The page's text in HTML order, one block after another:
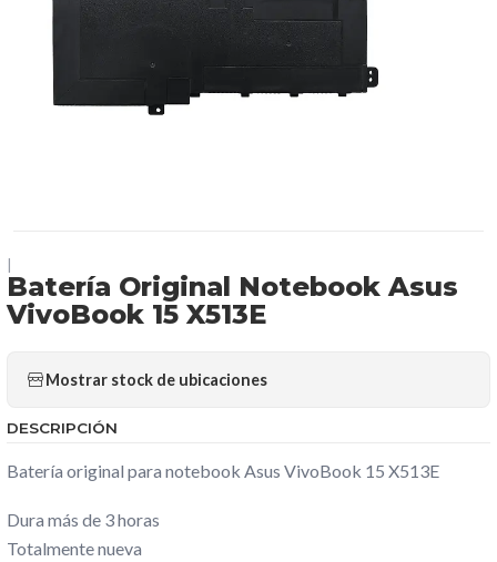
Batería Original Notebook Asus
VivoBook 15 X513E
Mostrar stock de ubicaciones
DESCRIPCIÓN
Batería original para notebook Asus VivoBook 15 X513E
Dura más de 3 horas
Totalmente nueva